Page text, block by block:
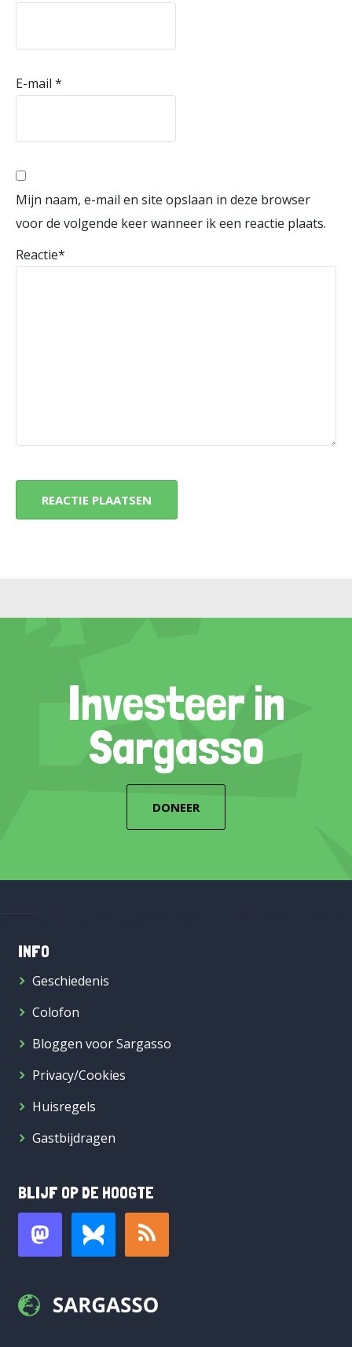
E-mail *
Mijn naam, e-mail en site opslaan in deze browser
voor de volgende keer wanneer ik een reactie plaats.
Reactie*
Investeer in
Sargasso
DONEER
INFO
Geschiedenis
Colofon
Bloggen voor Sargasso
Privacy/Cookies
Huisregels
Gastbijdragen
BLIJF OP DE HOOGTE